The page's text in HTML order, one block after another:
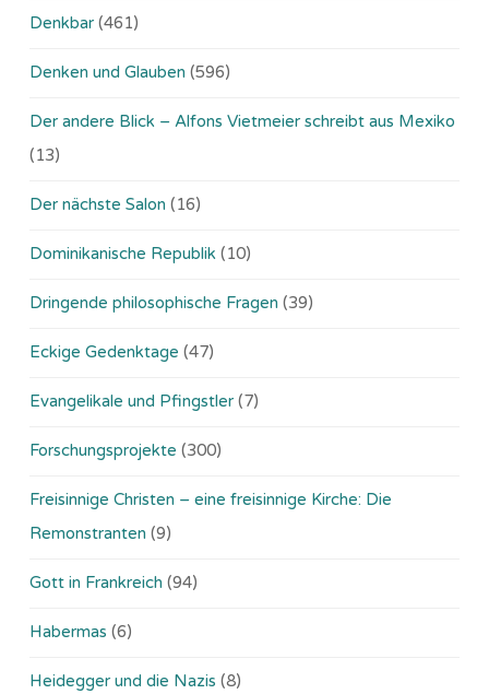
Denkbar (461)
Denken und Glauben (596)
Der andere Blick – Alfons Vietmeier schreibt aus Mexiko
(13)
Der nächste Salon (16)
Dominikanische Republik (10)
Dringende philosophische Fragen (39)
Eckige Gedenktage (47)
Evangelikale und Pfingstler (7)
Forschungsprojekte (300)
Freisinnige Christen – eine freisinnige Kirche: Die
Remonstranten (9)
Gott in Frankreich (94)
Habermas (6)
Heidegger und die Nazis (8)